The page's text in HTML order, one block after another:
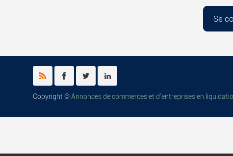
Copyright ©Annonces de commerces et d'entreprises en